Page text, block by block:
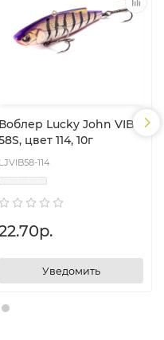
Воблер Lucky John VIB
цвет 114, 10г
LJVIB58-114
Уведомить